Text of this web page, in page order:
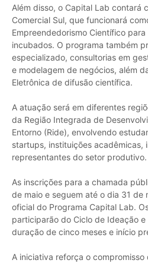
Além disso, o Capital Lab contará
Comercial Sul, que funcionará
Empreendedorismo Científico
incubados. O programa também
especializado, consultorias em
e modelagem de negócios, além
Eletrônica de difusão científica.
A atuação será em diferentes
da Região Integrada de
Entorno (Ride), envolvendo
startups, instituições acadêmicas,
representantes do setor produtivo.
As inscrições para a chamada
de maio e seguem até o dia 31 de
oficial do Programa Capital Lab.
participarão do Ciclo de Ideação
duração de cinco meses e início
A iniciativa reforça o compromisso